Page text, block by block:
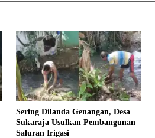
Sering Dilanda Genangan, Desa
Sukaraja Usulkan Pembangunan
Saluran Irigasi